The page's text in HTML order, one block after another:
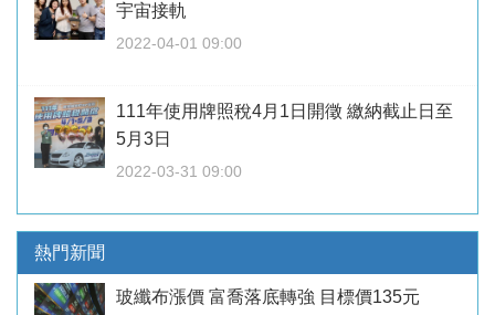
宇宙接軌
2022-04-01 09:00
111年使用牌照稅4月1日開徵 繳納截止日至
5月3日
2022-03-31 09:00
熱門新聞
玻纖布漲價 富喬落底轉強 目標價135元